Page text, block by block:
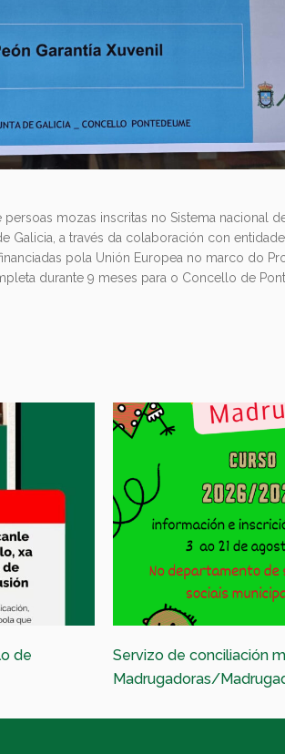
mozas inscritas no Sistema nacional
Galicia, a través da colaboración con
pola Unión Europea no marco do
durante 9 meses para o Concello de
de
Servizo de conciliación
Madrugadoras/